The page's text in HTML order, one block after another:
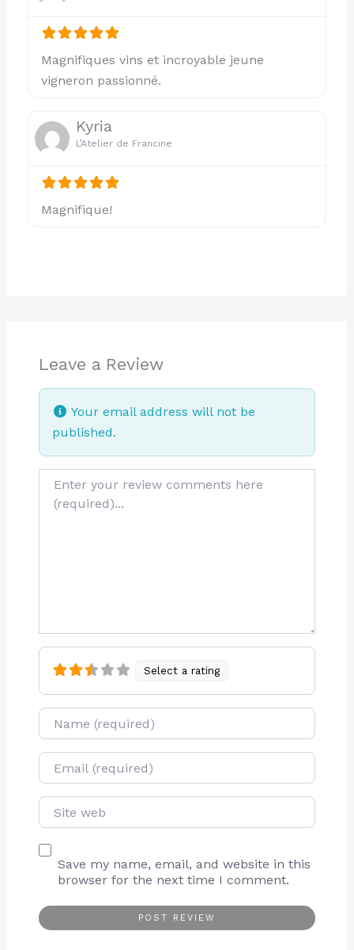
Magnifiques vins et incroyable jeune
vigneron passionné.
Kyria
L’Atelier de Francine
Magnifique!
Leave a Review
Your email address will not be
published.
Select a rating
Name
E-mail
Site web
Save my name, email, and website in this
browser for the next time I comment.